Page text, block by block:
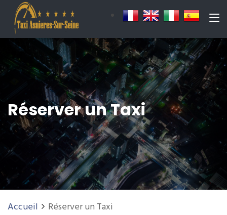
Réserver un Taxi
Accueil Réserver un Taxi